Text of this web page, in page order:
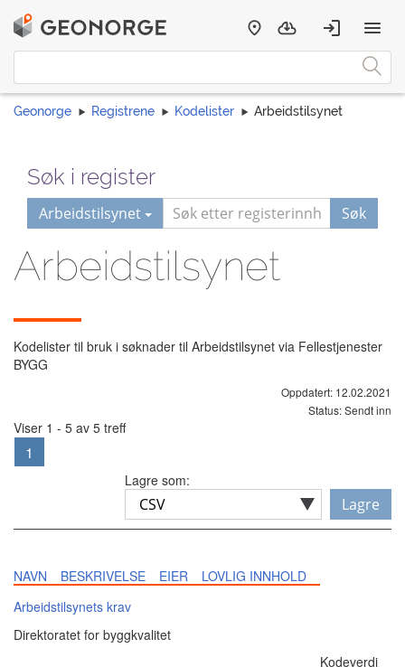
Geonorge Registrene Kodelister Arbeidstilsynet
Søk i register
Arbeidstilsynet Søk
Arbeidstilsynet
Kodelister til bruk i søknader til Arbeidstilsynet via Fellestjenester
BYGG
Oppdatert: 12.02.2021
Status: Sendt inn
Viser 1 - 5 av 5 treff
1
Lagre som:
Lagre
NAVN BESKRIVELSE EIER
LOVLIG INNHOLD
Arbeidstilsynets krav
Direktoratet for byggkvalitet
Kodeverdi